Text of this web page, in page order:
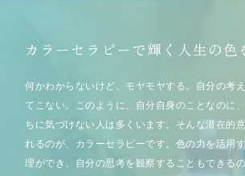
カラーセラピーで輝く人生の色
何かわからないけど、モヤモヤする。自分の考
てこない。このように、自分自身のことなのに
ちに気づけない人は多くいます。そんな潜在的
れるのが、カラーセラピーです。色の力を活用
理ができ、自分の思考を観察することもできる